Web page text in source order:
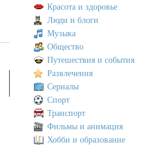
Красота и здоровье
Люди и блоги
Музыка
Общество
Путешествия и события
Развлечения
Сериалы
Спорт
Транспорт
Фильмы и анимация
Хобби и образование